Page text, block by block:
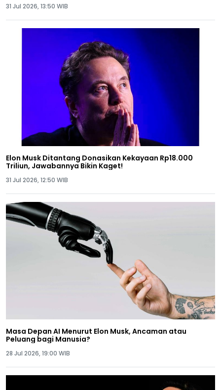
31 Jul 2026, 13:50 WIB
Elon Musk Ditantang Donasikan Kekayaan Rp18.000
Triliun, Jawabannya Bikin Kaget!
31 Jul 2026, 12:50 WIB
Masa Depan AI Menurut Elon Musk, Ancaman atau
Peluang bagi Manusia?
28 Jul 2026, 19:00 WIB